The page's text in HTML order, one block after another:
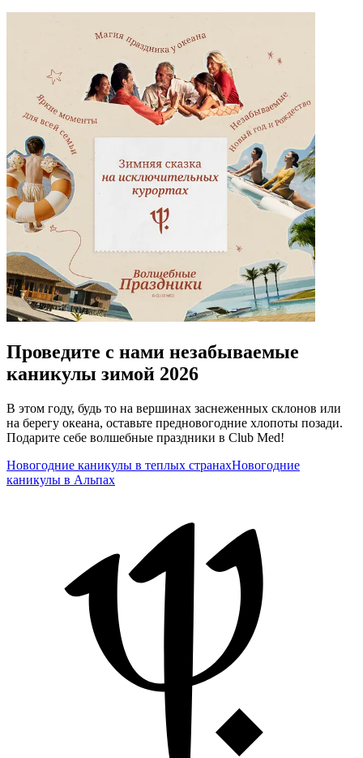
Проведите с нами незабываемые
каникулы зимой 2026
В этом году, будь то на вершинах заснеженных склонов или
на берегу океана, оставьте предновогодние хлопоты позади.
Подарите себе волшебные праздники в Club Med!
Новогодние каникулы в теплых странахНовогодние
каникулы в Альпах